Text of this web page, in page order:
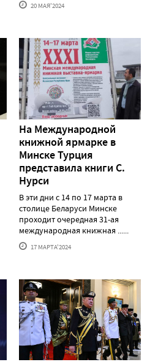
20 МАЯ'2024
На Международной
книжной ярмарке в
Минске Турция
представила книги С.
Нурси
В эти дни с 14 по 17 марта в
столице Беларуси Минске
проходит очередная 31-ая
международная книжная ......
17 МАРТА'2024